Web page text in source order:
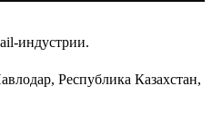
индустрии.
Республика Казахстан,